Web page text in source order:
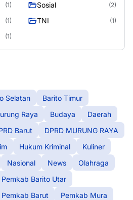
(1) Sosial (2)
(1) TNI (1)
(1)
Selatan
Barito Timur
Raya Budaya
Daerah
Barut
DPRD MURUNG RAYA
Hukum Kriminal
Kuliner
Nasional News
Olahraga
Pemkab Barito Utar
Pemkab Barut
Pemkab Mura